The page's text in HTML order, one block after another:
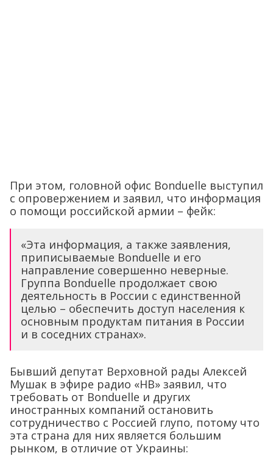
При этом, головной офис Bonduelle выступил
с опровержением и заявил, что информация
о помощи российской армии – фейк:
«Эта информация, а также заявления,
приписываемые Bonduelle и его
направление совершенно неверные.
Группа Bonduelle продолжает свою
деятельность в России с единственной
целью – обеспечить доступ населения к
основным продуктам питания в России
и в соседних странах».
Бывший депутат Верховной рады Алексей
Мушак в эфире радио «НВ» заявил, что
требовать от Bonduelle и других
иностранных компаний остановить
сотрудничество с Россией глупо, потому что
эта страна для них является большим
рынком, в отличие от Украины: